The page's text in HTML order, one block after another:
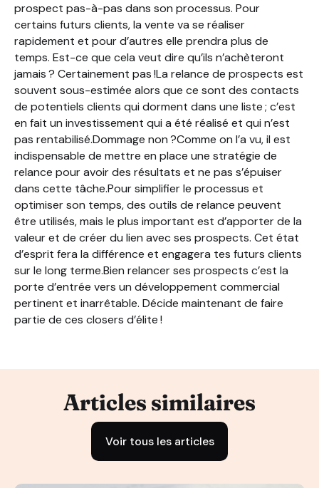
prospect pas-à-pas dans son processus. Pour
certains futurs clients, la vente va se réaliser
rapidement et pour d’autres elle prendra plus de
temps. Est-ce que cela veut dire qu’ils n’achèteront
jamais ? Certainement pas !La relance de prospects est
souvent sous-estimée alors que ce sont des contacts
de potentiels clients qui dorment dans une liste ; c’est
en fait un investissement qui a été réalisé et qui n’est
pas rentabilisé.Dommage non ?Comme on l’a vu, il est
indispensable de mettre en place une stratégie de
relance pour avoir des résultats et ne pas s’épuiser
dans cette tâche.Pour simplifier le processus et
optimiser son temps, des outils de relance peuvent
être utilisés, mais le plus important est d’apporter de la
valeur et de créer du lien avec ses prospects. Cet état
d’esprit fera la différence et engagera tes futurs clients
sur le long terme.Bien relancer ses prospects c’est la
porte d’entrée vers un développement commercial
pertinent et inarrêtable. Décide maintenant de faire
partie de ces closers d’élite !
Articles similaires
Voir tous les articles